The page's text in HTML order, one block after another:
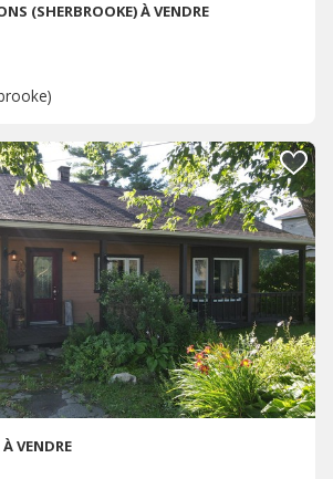
(SHERBROOKE) À VENDRE
VENDRE